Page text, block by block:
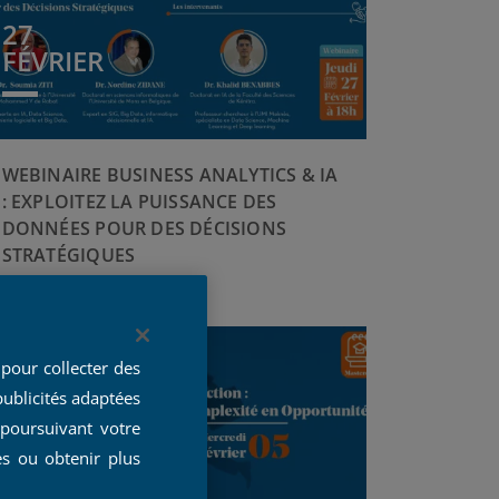
27
FÉVRIER
WEBINAIRE BUSINESS ANALYTICS & IA
: EXPLOITEZ LA PUISSANCE DES
DONNÉES POUR DES DÉCISIONS
STRATÉGIQUES
05
FÉVRIER
collecter des
adaptées
votre
ou obtenir plus